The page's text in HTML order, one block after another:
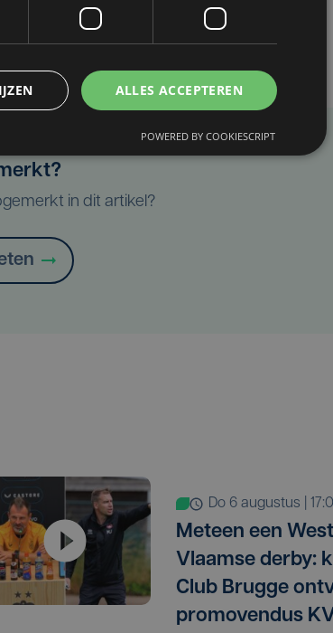
in dit artikel?
do 6 augustus |
Meteen een
Vlaamse derby:
Club Brugge
promovendus
ALLES ACCEPTEREN
POWERED BY COOKIESCRIPT